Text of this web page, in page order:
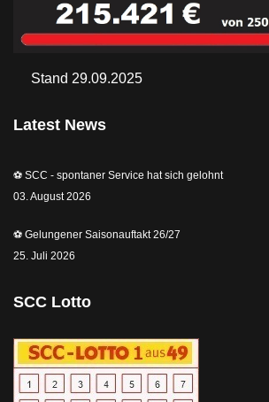
Stand 29.09.2025
Latest News
⚽️ SCC - spontaner Service hat sich gelohnt
03. August 2026
⚽️ Gelungener Saisonauftakt 26/27
25. Juli 2026
SCC Lotto